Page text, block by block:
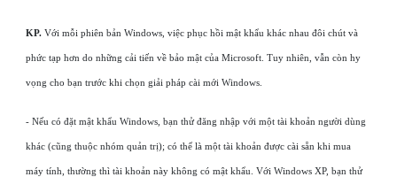
KP.Với mỗi phiên bản Windows, việc phục hồi mật khẩu khác nhau đôi chút và
phức tạp hơn do những cải tiến về bảo mật của Microsoft. Tuy nhiên, vẫn còn hy
vọng cho bạn trước khi chọn giải pháp cài mới Windows.
- Nếu có đặt mật khẩu Windows, bạn thử đăng nhập với một tài khoản người dùng
khác (cũng thuộc nhóm quản trị); có thể là một tài khoản được cài sẵn khi mua
máy tính, thường thì tài khoản này không có mật khẩu. Với Windows XP, bạn thử